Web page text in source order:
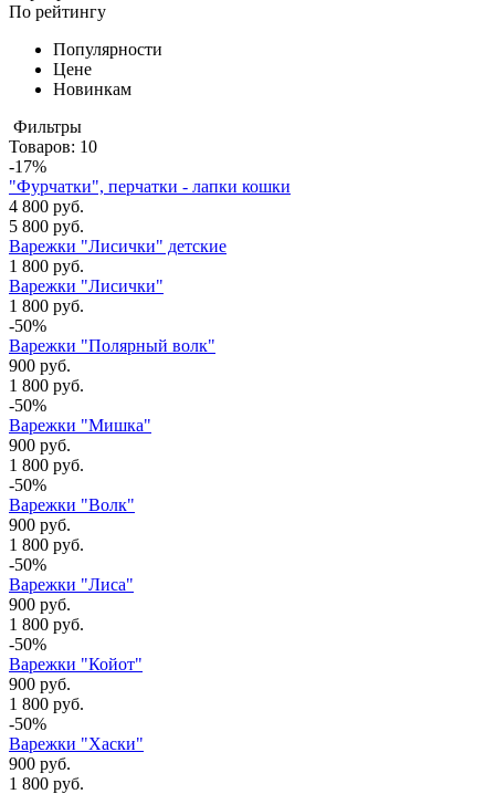
По рейтингу
Популярности
Цене
Новинкам
Фильтры
Товаров: 10
-17%
"Фурчатки", перчатки - лапки кошки
4 800 руб.
5 800 руб.
Варежки "Лисички" детские
1 800 руб.
Варежки "Лисички"
1 800 руб.
-50%
Варежки "Полярный волк"
900 руб.
1 800 руб.
-50%
Варежки "Мишка"
900 руб.
1 800 руб.
-50%
Варежки "Волк"
900 руб.
1 800 руб.
-50%
Варежки "Лиса"
900 руб.
1 800 руб.
-50%
Варежки "Койот"
900 руб.
1 800 руб.
-50%
Варежки "Хаски"
900 руб.
1 800 руб.